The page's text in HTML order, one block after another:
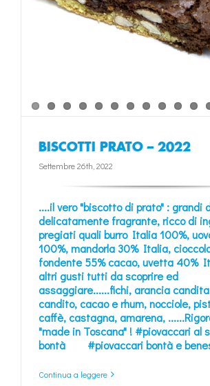
BISCOTTI PRATO – 2022
Settembre 26th, 2022
....il vero"biscotto di prato" :grandi
delicatamente fragrante, ricco di
pregiati qualiburro Italia 100%,
100%,mandorla 30% Italia,
fondente 55% cacao,uvetta 40%
altri gusti tutti da scoprire ed
assaggiare......fichi,arancia candita
candito,cacao e rhum,nocciole,
caffè,castagna,amarena,
"made in Toscana" ! #piovaccari al
bontà
#piovaccari bontà e
Continua a leggere